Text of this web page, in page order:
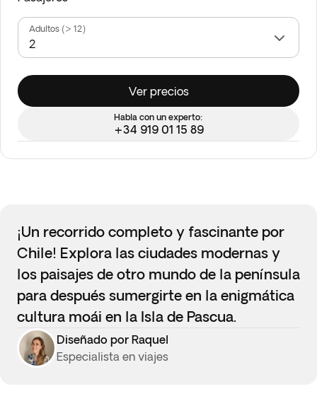
Adultos (> 12)
Ver precios
Habla con un experto:
+34 919 01 15 89
¡Un recorrido completo y fascinante por
Chile! Explora las ciudades modernas y
los paisajes de otro mundo de la península
para después sumergirte en la enigmática
cultura moái en la Isla de Pascua.
Diseñado por Raquel
Especialista en viajes